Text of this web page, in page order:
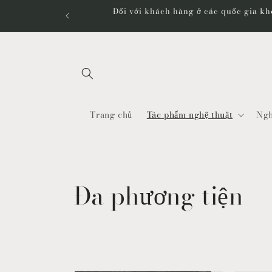
Đối với khách hàng ở các quốc gia
Trang chủ Tác phẩm nghệ thuật
B
Đa phương tiện